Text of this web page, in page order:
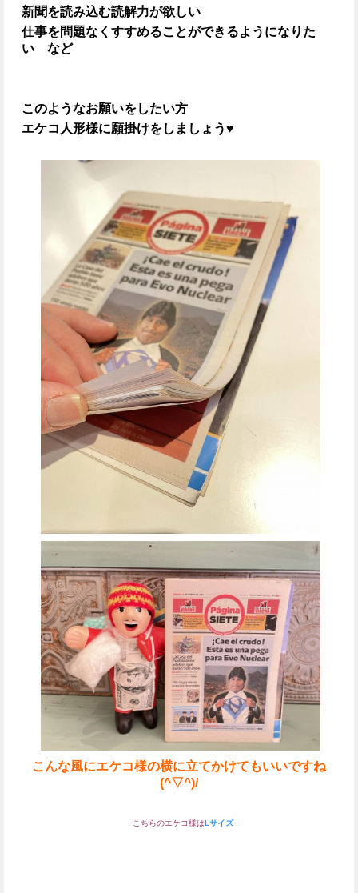
新聞を読み込む読解力が欲しい
仕事を問題なくすすめることができるようになりた
い など
このようなお願いをしたい方
エケコ人形様に願掛けをしましょう♥
こんな風にエケコ様の横に立てかけてもいいですね
(^▽^)/
・こちらのエケコ様はLサイズ